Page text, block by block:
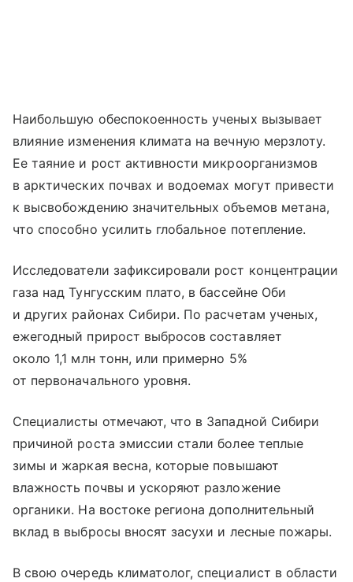
Наибольшую обеспокоенность ученых вызывает
влияние изменения климата на вечную мерзлоту.
Ее таяние и рост активности микроорганизмов
в арктических почвах и водоемах могут привести
к высвобождению значительных объемов метана,
что способно усилить глобальное потепление.
Исследователи зафиксировали рост концентрации
газа над Тунгусским плато, в бассейне Оби
и других районах Сибири. По расчетам ученых,
ежегодный прирост выбросов составляет
около 1,1 млн тонн, или примерно 5%
от первоначального уровня.
Специалисты отмечают, что в Западной Сибири
причиной роста эмиссии стали более теплые
зимы и жаркая весна, которые повышают
влажность почвы и ускоряют разложение
органики. На востоке региона дополнительный
вклад в выбросы вносят засухи и лесные пожары.
В свою очередь климатолог, специалист в области